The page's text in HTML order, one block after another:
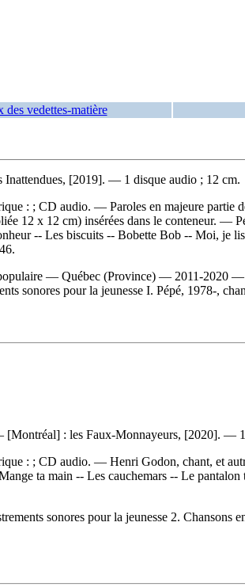
des vedettes-matière
[2019]. — 1 disque audio ; 12 cm.
: ; CD audio. — Paroles en majeure
12 x 12 cm) insérées dans le conteneur.
-- Les biscuits -- Bobette Bob -- Moi, je
— Québec (Province) — 2011-2020
sonores pour la jeunesse I. Pépé, 1978-,
: les Faux-Monnayeurs, [2020]. —
: ; CD audio. — Henri Godon, chant, et
ta main -- Les cauchemars -- Le
sonores pour la jeunesse 2. Chansons